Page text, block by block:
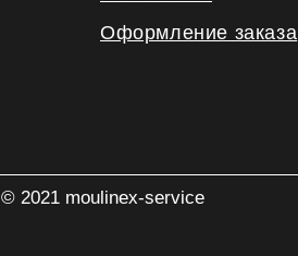
Оформление заказа
© 2021 moulinex-service